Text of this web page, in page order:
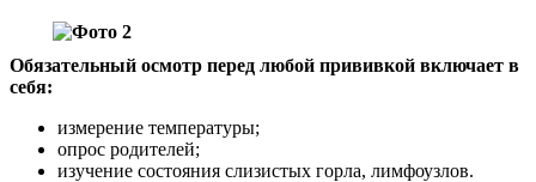
Обязательный осмотр перед любой прививкой включает в
себя:
измерение температуры;
опрос родителей;
изучение состояния слизистых горла, лимфоузлов.